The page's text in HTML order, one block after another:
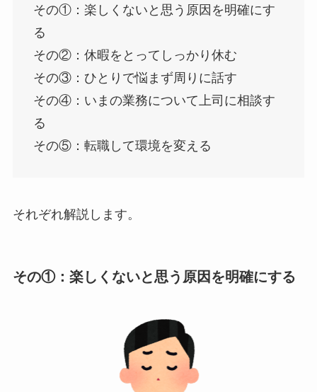
その①：楽しくないと思う原因を明確にす
る
その②：休暇をとってしっかり休む
その③：ひとりで悩まず周りに話す
その④：いまの業務について上司に相談す
る
その⑤：転職して環境を変える
それぞれ解説します。
その①：楽しくないと思う原因を明確にする